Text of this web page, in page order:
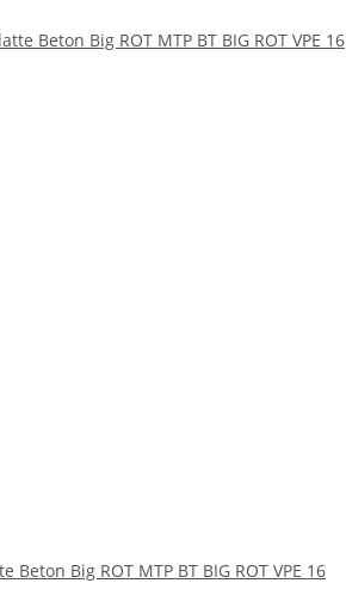
Big ROT MTP BT BIG ROT VPE 16